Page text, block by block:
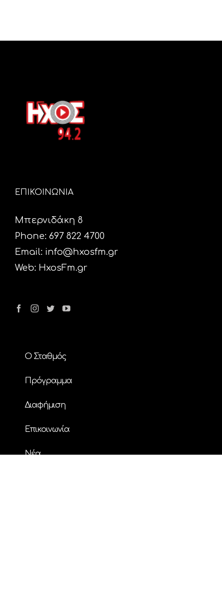
ΕΠΙΚΟΙΝΩΝΙΑ
Μπερνιδάκη 8
Phone: 697 822 4700
Email: info@hxosfm.gr
Web: HxosFm.gr
Ο Σταθμός
Πρόγραμμα
Διαφήμιση
Επικοινωνία
Nέα